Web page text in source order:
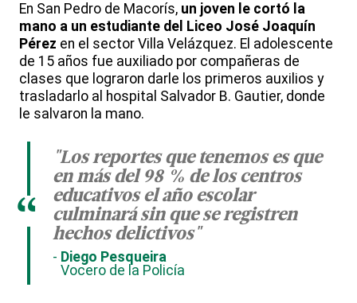
En San Pedro de Macorís, un joven le cortó la
mano a un estudiante del Liceo José Joaquín
Pérez en el sector Villa Velázquez. El adolescente
de 15 años fue auxiliado por compañeras de
clases que lograron darle los primeros auxilios y
trasladarlo al hospital Salvador B. Gautier, donde
le salvaron la mano.
"Los reportes que tenemos es que
en más del 98 % de los centros
educativos el año escolar
culminará sin que se registren
hechos delictivos"
Diego Pesqueira
Vocero de la Policía
“